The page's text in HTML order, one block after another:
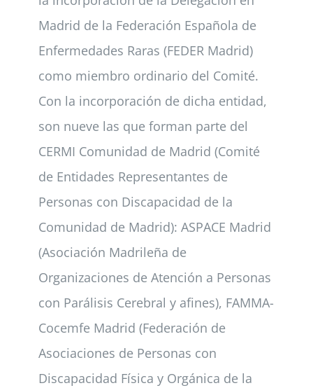
Madrid de la Federación Española de
Enfermedades Raras (FEDER Madrid)
como miembro ordinario del Comité.
Con la incorporación de dicha entidad,
son nueve las que forman parte del
CERMI Comunidad de Madrid (Comité
de Entidades Representantes de
Personas con Discapacidad de la
Comunidad de Madrid): ASPACE Madrid
(Asociación Madrileña de
Organizaciones de Atención a Personas
con Parálisis Cerebral y afines), FAMMA-
Cocemfe Madrid (Federación de
Asociaciones de Personas con
Discapacidad Física y Orgánica de la